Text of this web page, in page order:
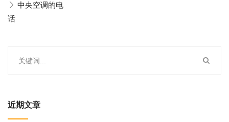
中央空调的电
话
近期文章